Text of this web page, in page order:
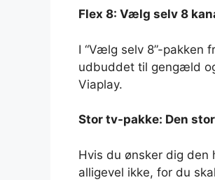
Flex 8: Vælg selv 8
I “Vælg selv 8”-pakken
udbuddet til gengæld
Viaplay.
Stor tv-pakke: Den
Hvis du ønsker dig den
alligevel ikke, for du